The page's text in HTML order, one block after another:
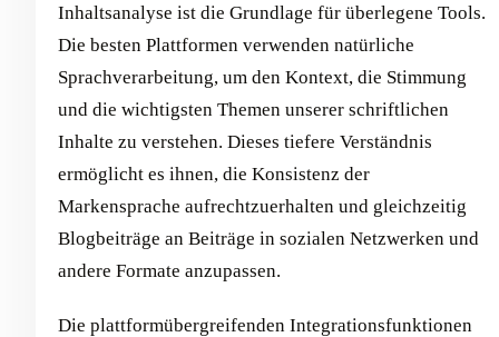
Inhaltsanalyse ist die Grundlage für überlegene Tools.
Die besten Plattformen verwenden natürliche
Sprachverarbeitung, um den Kontext, die Stimmung
und die wichtigsten Themen unserer schriftlichen
Inhalte zu verstehen. Dieses tiefere Verständnis
ermöglicht es ihnen, die Konsistenz der
Markensprache aufrechtzuerhalten und gleichzeitig
Blogbeiträge an Beiträge in sozialen Netzwerken und
andere Formate anzupassen.
Die plattformübergreifenden Integrationsfunktionen